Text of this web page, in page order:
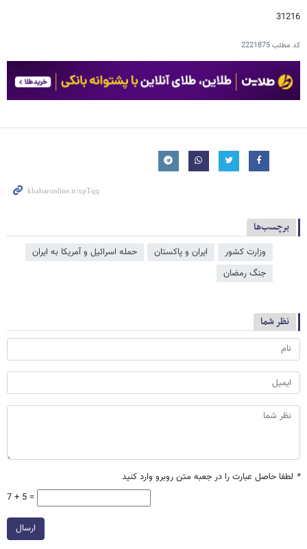
31216
کد مطلب2221875
برچسب‌ها
وزارت کشور ایران و پاکستان
حمله اسرائیل و آمریکا به ایران
جنگ رمضان
نظر شما
* لطفا حاصل عبارت را در جعبه متن روبرو وارد کنید
7 + 5 =
ارسال